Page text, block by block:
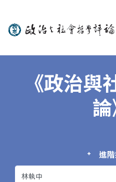
政治與社會哲學
《政治與
論
進